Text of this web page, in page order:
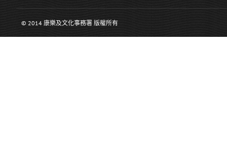
© 2014 康樂及文化事務署 版權所有